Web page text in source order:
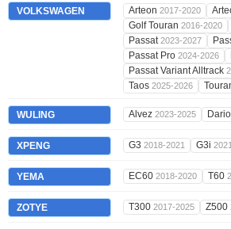
VOLKSWAGEN Arteon 2017-2020
Golf Touran 2016-2020
Passat2023-2027
Passat Pro 2024-2026
Passat Variant Alltrack
Taos 2025-2026
WULING Alvez 2023-2025
XPENG G3 2018-2021 G3i
YEMA EC60 2018-2020 T60
ZOTYE T300 2017-2025 Z500